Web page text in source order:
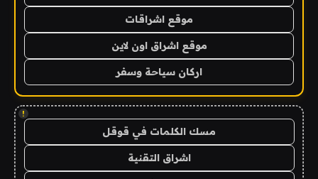
موقع اشراقات
موقع اشراق اون لاين
اركان سياحة وسفر
!
مسك الكلمات في قوقل
اشراق التقنية